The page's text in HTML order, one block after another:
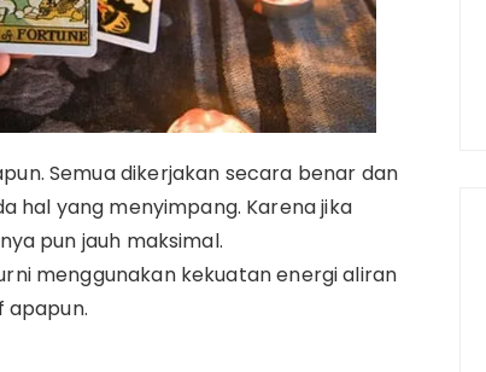
Semua dikerjakan secara benar dan
hal yang menyimpang. Karena jika
pun jauh maksimal.
menggunakan kekuatan energi aliran
apapun.